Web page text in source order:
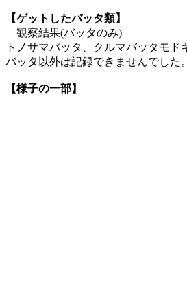
【ゲットしたバッタ類】
観察結果(バッタのみ)
トノサマバッタ、クルマバッタモ
バッタ以外は記録できませんでした。
【様子の一部】